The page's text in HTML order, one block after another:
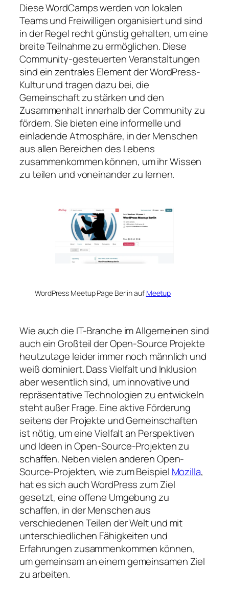
Diese WordCamps werden von lokalen
Teams und Freiwilligen organisiert und sind
in der Regel recht günstig gehalten, um eine
breite Teilnahme zu ermöglichen. Diese
Community-gesteuerten Veranstaltungen
sind ein zentrales Element der WordPress-
Kultur und tragen dazu bei, die
Gemeinschaft zu stärken und den
Zusammenhalt innerhalb der Community zu
fördern. Sie bieten eine informelle und
einladende Atmosphäre, in der Menschen
aus allen Bereichen des Lebens
zusammenkommen können, um ihr Wissen
zu teilen und voneinander zu lernen.
WordPress Meetup Page Berlin auf Meetup
Wie auch die IT-Branche im Allgemeinen sind
auch ein Großteil der Open-Source Projekte
heutzutage leider immer noch männlich und
weiß dominiert. Dass Vielfalt und Inklusion
aber wesentlich sind, um innovative und
repräsentative Technologien zu entwickeln
steht außer Frage. Eine aktive Förderung
seitens der Projekte und Gemeinschaften
ist nötig, um eine Vielfalt an Perspektiven
und Ideen in Open-Source-Projekten zu
schaffen. Neben vielen anderen Open-
Source-Projekten, wie zum Beispiel Mozilla,
hat es sich auch WordPress zum Ziel
gesetzt, eine offene Umgebung zu
schaffen, in der Menschen aus
verschiedenen Teilen der Welt und mit
unterschiedlichen Fähigkeiten und
Erfahrungen zusammenkommen können,
um gemeinsam an einem gemeinsamen Ziel
zu arbeiten.